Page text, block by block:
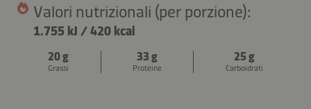
Valori nutrizionali (per porzione):
1.755 kJ /420 kcal
20 g
Grassi
33 g
Proteine
25 g
Carboidrati